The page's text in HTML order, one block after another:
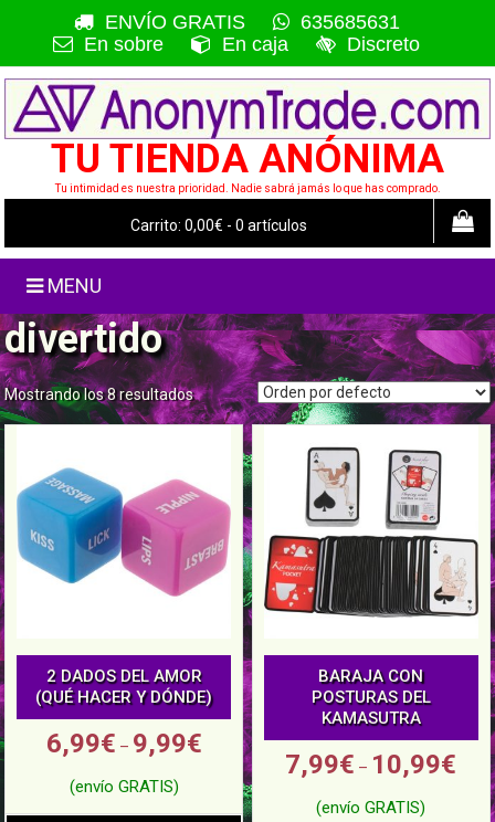
contenido
ENVÍO GRATIS
635685631
En sobre
En caja Discreto
TU TIENDA ANÓNIMA
Tu intimidad es nuestra prioridad. Nadie sabrá jamás lo que has comprado.
0,00€ 0 artículos
divertido
Mostrando los 8 resultados
2 DADOS DEL AMOR
(QUÉ HACER Y DÓNDE)
6,99€ – 9,99€
BARAJA CON
POSTURAS DEL
KAMASUTRA
7,99€ – 10,99€